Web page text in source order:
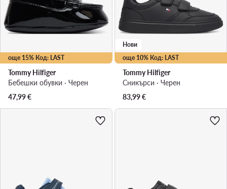
още 15% Код: LAST
Tommy Hilfiger
Бебешки обувки · Черен
47,99€
още 10% Код: LAST
Нови
Tommy Hilfiger
Сникърси · Черен
83,99€